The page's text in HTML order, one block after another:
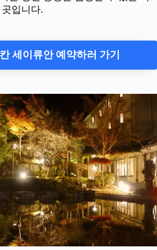
입니다.
세이류안 예약하러 가기